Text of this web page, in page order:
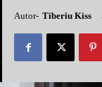
Autor- Tiberiu Kiss